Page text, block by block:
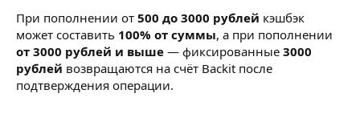
При пополнении от 500 до 3000 рублей кэшбэк
может составить 100% от суммы, а при пополнении
от 3000 рублей и выше — фиксированные 3000
рублей возвращаются на счёт Backit после
подтверждения операции.